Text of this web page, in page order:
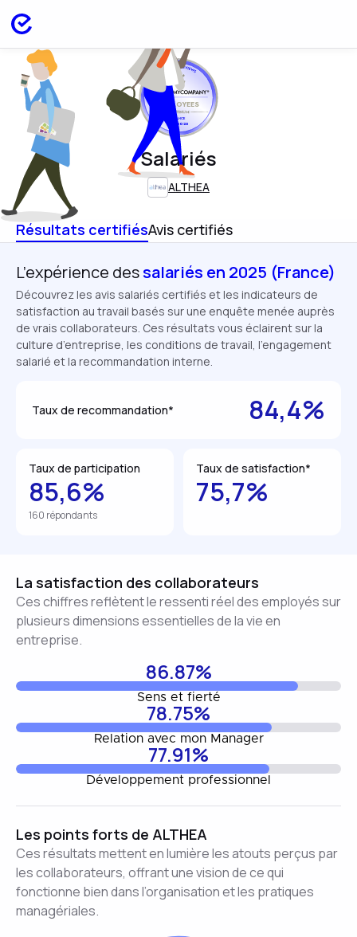
EMPLOYEES
FRANCE
APR 2025
Salariés
ALTHEA
Résultats certifiésAvis certifiés
L’expérience dessalariés en 2025 (France)
Découvrez les avis salariés certifiés et les indicateurs de
satisfaction au travail basés sur une enquête menée auprès
de vrais collaborateurs. Ces résultats vous éclairent sur la
culture d’entreprise, les conditions de travail, l’engagement
salarié et la recommandation interne.
Taux de recommandation* 84,4%
Taux de participation
85,6%
160 répondants
Taux de satisfaction*
75,7%
La satisfaction des collaborateurs
Ces chiffres reflètent le ressenti réel des employés sur
plusieurs dimensions essentielles de la vie en
entreprise.
86.87%
Sens et fierté
78.75%
Relation avec mon Manager
77.91%
Développement professionnel
Les points forts de ALTHEA
Ces résultats mettent en lumière les atouts perçus par
les collaborateurs, offrant une vision de ce qui
fonctionne bien dans l’organisation et les pratiques
managériales.